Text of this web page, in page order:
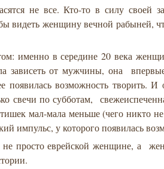
не все. Кто-то в силу своей
видеть женщину вечной рабыней,
именно в середине 20 века
зависеть от мужчины, она
появилась возможность творить. И
свечи по субботам,
мал-мала меньше (чего никто
импульс, у которого появилась
не просто еврейской женщине, а